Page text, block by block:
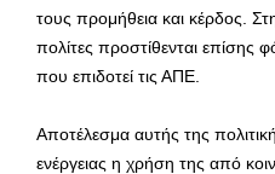
τους προμήθεια και κέρδος.
πολίτες προστίθενται
που επιδοτεί τις ΑΠΕ.
Αποτέλεσμα αυτής της
ενέργειας η χρήση της από